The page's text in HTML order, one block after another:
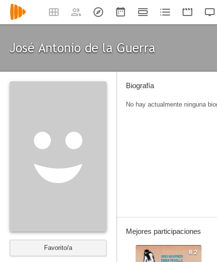
José Antonio de la Guerra
Favorito/a
Biografía
No hay actualmente ninguna
Mejores participaciones
8.2